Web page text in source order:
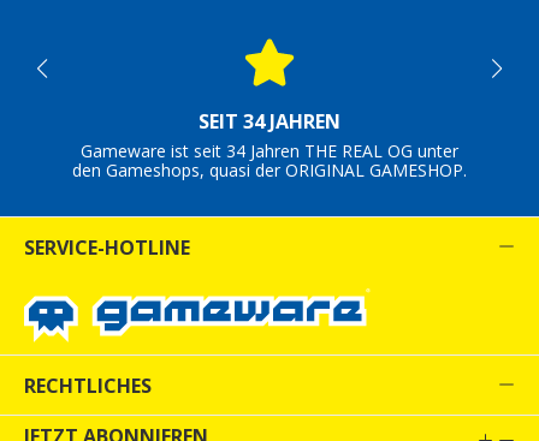
SEIT 34 JAHREN
Gameware ist seit 34 Jahren THE REAL OG unter
den Gameshops, quasi der ORIGINAL GAMESHOP.
SERVICE-HOTLINE
RECHTLICHES